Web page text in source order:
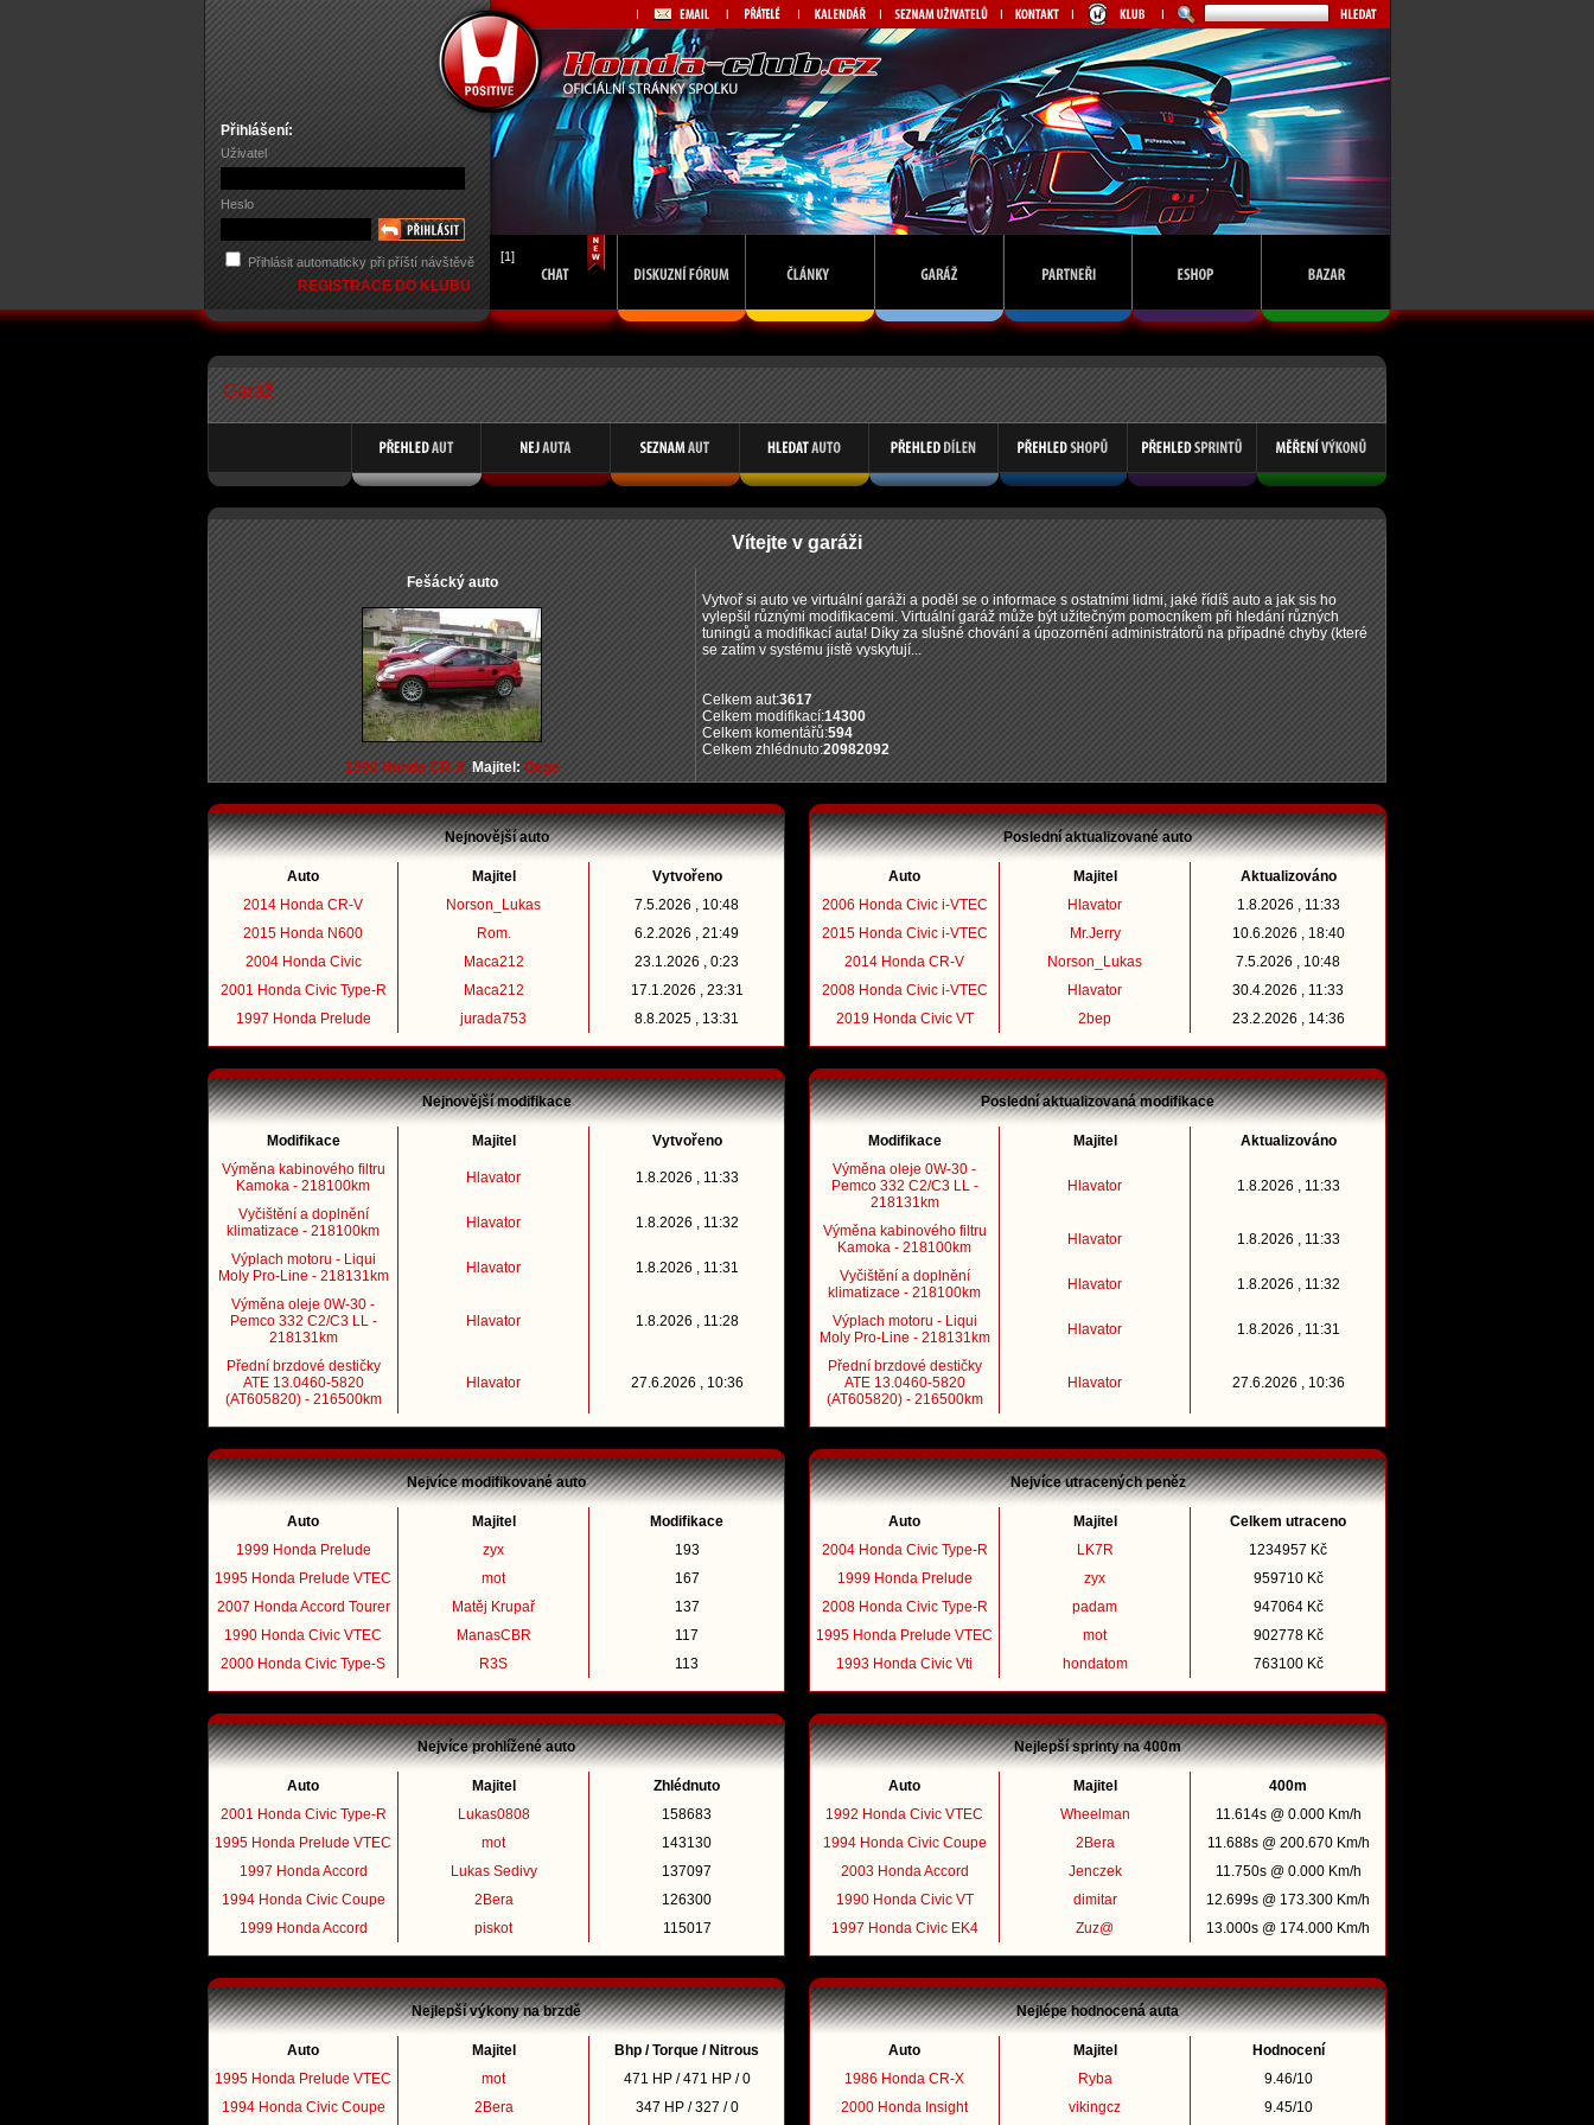
Přihlášení:
Uživatel
Heslo
Přihlásit automaticky při příští návštěvě
REGISTRACE DO KLUBU
[1]
Garáž
Vítejte v garáži
Fešácký auto
1990 Honda CR-XMajitel: Gege
Vytvoř si auto ve virtuální garáži a poděl se o informace s ostatními lidmi, jaké řídíš auto a jak sis ho
vylepšil různými modifikacemi. Virtuální garáž může být užitečným pomocníkem při hledání různých
tuningů a modifikací auta! Díky za slušné chování a úpozornění administrátorů na případné chyby (které
se zatím v systému jistě vyskytují...
Celkem aut:3617
Celkem modifikací:14300
Celkem komentářů:594
Celkem zhlédnuto:20982092
Nejnovější auto
Auto Majitel
Vytvořeno
2014 Honda CR-V
Norson_Lukas
7.5.2026 , 10:48
2015 Honda N600
Rom.
6.2.2026 , 21:49
2004 Honda Civic
Maca212
23.1.2026 , 0:23
2001 Honda Civic Type-R
Maca212
17.1.2026 , 23:31
1997 Honda Prelude
jurada753 8.8.2025 , 13:31
Nejnovější modifikace
Modifikace Majitel
Vytvořeno
Výměna kabinového filtru
Kamoka - 218100km
Hlavator 1.8.2026 , 11:33
Vyčištění a doplnění
klimatizace - 218100km
Hlavator 1.8.2026 , 11:32
Výplach motoru - Liqui
Moly Pro-Line - 218131km
Hlavator 1.8.2026 , 11:31
Výměna oleje 0W-30 -
Pemco 332 C2/C3 LL -
218131km
Hlavator 1.8.2026 , 11:28
Přední brzdové destičky
ATE 13.0460-5820
(AT605820) - 216500km
Hlavator 27.6.2026 , 10:36
Nejvíce modifikované auto
Auto Majitel
Modifikace
1999 Honda Prelude
zyx
193
1995 Honda Prelude VTEC
mot
167
2007 Honda Accord Tourer
Matěj Krupař
137
1990 Honda Civic VTEC
ManasCBR
117
2000 Honda Civic Type-S
R3S 113
Nejvíce prohlížené auto
Auto Majitel
Zhlédnuto
2001 Honda Civic Type-R
Lukas0808
158683
1995 Honda Prelude VTEC
mot
143130
1997 Honda Accord
Lukas Sedivy
137097
1994 Honda Civic Coupe
2Bera
126300
1999 Honda Accord
piskot 115017
Nejlepší výkony na brzdě
Auto Majitel
Bhp / Torque / Nitrous
1995 Honda Prelude VTEC
mot
471 HP / 471 HP / 0
1994 Honda Civic Coupe
2Bera 347 HP / 327 / 0
Poslední aktualizované auto
Auto Majitel
Aktualizováno
2006 Honda Civic i-VTEC
Hlavator
1.8.2026 , 11:33
2015 Honda Civic i-VTEC
Mr.Jerry
10.6.2026 , 18:40
2014 Honda CR-V
Norson_Lukas
7.5.2026 , 10:48
2008 Honda Civic i-VTEC
Hlavator
30.4.2026 , 11:33
2019 Honda Civic VT
2bep 23.2.2026 , 14:36
Poslední aktualizovaná modifikace
Modifikace Majitel
Aktualizováno
Výměna oleje 0W-30 -
Pemco 332 C2/C3 LL -
218131km
Hlavator 1.8.2026 , 11:33
Výměna kabinového filtru
Kamoka - 218100km
Hlavator 1.8.2026 , 11:33
Vyčištění a doplnění
klimatizace - 218100km
Hlavator 1.8.2026 , 11:32
Výplach motoru - Liqui
Moly Pro-Line - 218131km
Hlavator 1.8.2026 , 11:31
Přední brzdové destičky
ATE 13.0460-5820
(AT605820) - 216500km
Hlavator 27.6.2026 , 10:36
Nejvíce utracených peněz
Auto Majitel
Celkem utraceno
2004 Honda Civic Type-R
LK7R
1234957 Kč
1999 Honda Prelude
zyx
959710 Kč
2008 Honda Civic Type-R
padam
947064 Kč
1995 Honda Prelude VTEC
mot
902778 Kč
1993 Honda Civic Vti
hondatom 763100 Kč
Nejlepší sprinty na 400m
Auto Majitel
400m
1992 Honda Civic VTEC
Wheelman
11.614s @ 0.000 Km/h
1994 Honda Civic Coupe
2Bera
11.688s @ 200.670 Km/h
2003 Honda Accord
Jenczek
11.750s @ 0.000 Km/h
1990 Honda Civic VT
dimitar
12.699s @ 173.300 Km/h
1997 Honda Civic EK4
Zuz@ 13.000s @ 174.000 Km/h
Nejlépe hodnocená auta
Auto Majitel
Hodnocení
1986 Honda CR-X
Ryba
9.46/10
2000 Honda Insight
vikingcz 9.45/10